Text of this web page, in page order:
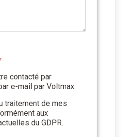
contacté par
e-mail par Voltmax.
traitement de mes
aux
du GDPR.